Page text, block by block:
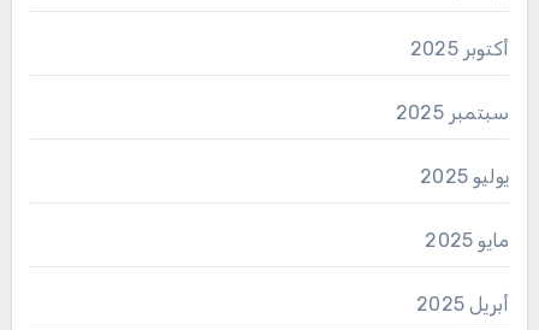
أكتوبر 2025
سبتمبر 2025
يوليو 2025
مايو 2025
أبريل 2025